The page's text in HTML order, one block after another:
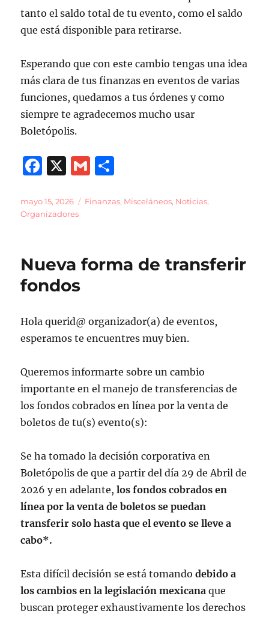
tanto el saldo total de tu evento, como el saldo
que está disponible para retirarse.
Esperando que con este cambio tengas una idea
más clara de tus finanzas en eventos de varias
funciones, quedamos a tus órdenes y como
siempre te agradecemos mucho usar
Boletópolis.
F
c
e
o
o
k
X
G
ai m
rt
Publicado
el
mayo 15, 2026 Categorías
Finanzas, Misceláneos, Noticias,
Organizadores
Nueva forma de transferir
fondos
Hola querid@ organizador(a) de eventos,
esperamos te encuentres muy bien.
Queremos informarte sobre un cambio
importante en el manejo de transferencias de
los fondos cobrados en línea por la venta de
boletos de tu(s) evento(s):
Se ha tomado la decisión corporativa en
Boletópolis de que a partir del día 29 de Abril de
2026 y en adelante,los fondos cobrados en
línea por la venta de boletos se puedan
transferir solo hasta que el evento se lleve a
cabo*.
Esta difícil decisión se está tomandodebido a
los cambios en la legislación mexicanaque
buscan proteger exhaustivamente los derechos